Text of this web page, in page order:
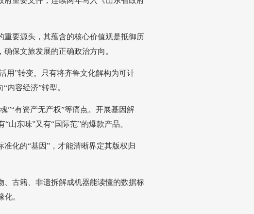
要源头，其蕴含的核心价值观是抵御历
保文旅发展的正确政治方向。
用”转变。只有将齐鲁文化解构为可计
内容经济”转型。
”“有资产无产权”等痛点。开展基因解
山东味”又有“国际范”的爆款产品。
化的“基因”，才能清晰界定其版权归
古籍、非遗拆解成机器能读懂的数据标
。